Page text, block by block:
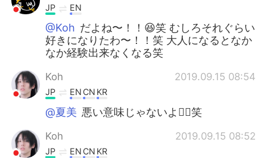
JP EN
@Koh だよね〜！！😆笑 むしろそれぐらい
好きになりたわ〜！！笑 大人になるとなか
なか経験出来なくなる笑
Koh 2019.09.15 08:54
JP EN CN KR
@夏美 悪い意味じゃないよ👍🏼笑
Koh 2019.09.15 08:52
JP EN CN KR